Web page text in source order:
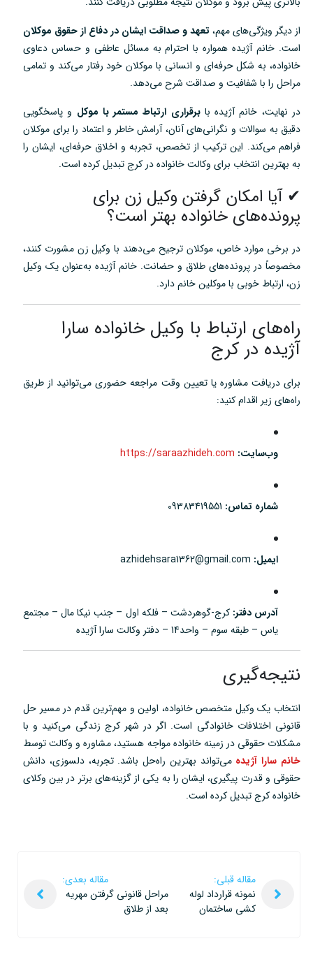
از دیگر ویژگی‌های مهم، تعهد و صداقت ایشان در دفاع از حقوق موکلان
است. خانم آژیده همواره با احترام به مسائل عاطفی و حساس دعاوی
خانواده، به شکل حرفه‌ای و انسانی با موکلان خود رفتار می‌کند و تمامی
مراحل را با شفافیت و صداقت شرح می‌دهد.
در نهایت، خانم آژیده بابرقراری ارتباط مستمر با موکل و پاسخگویی
دقیق به سوالات و نگرانی‌های آنان، آرامش خاطر و اعتماد را برای موکلان
فراهم می‌کند. این ترکیب از تخصص، تجربه و اخلاق حرفه‌ای، ایشان را
به بهترین انتخاب برای وکالت خانواده در کرج تبدیل کرده است.
✔ آیا امکان گرفتن وکیل زن برای
پرونده‌های خانواده بهتر است؟
در برخی موارد خاص، موکلان ترجیح می‌دهند با وکیل زن مشورت کنند،
مخصوصاً در پرونده‌های طلاق و حضانت. خانم آژیده به‌عنوان یک وکیل
زن، ارتباط خوبی با موکلین خانم دارد.
راه‌های ارتباط با وکیل خانواده سارا
آژیده در کرج
برای دریافت مشاوره یا تعیین وقت مراجعه حضوری می‌توانید از طریق
راه‌های زیر اقدام کنید:
وب‌سایت: https://saraazhideh.com
شماره تماس:
ایمیل:
آدرس دفتر: کرج-گوهردشت – فلکه اول – جنب نیکا مال – مجتمع
یاس – طبقه سوم – واحد14 – دفتر وکالت سارا آژیده
نتیجه‌گیری
انتخاب یک وکیل متخصص خانواده، اولین و مهم‌ترین قدم در مسیر حل
قانونی اختلافات خانوادگی است. اگر در شهر کرج زندگی می‌کنید و با
مشکلات حقوقی در زمینه خانواده مواجه هستید، مشاوره و وکالت توسط
خانم سارا آژیده می‌تواند بهترین راه‌حل باشد. تجربه، دلسوزی، دانش
حقوقی و قدرت پیگیری، ایشان را به یکی از گزینه‌های برتر در بین وکلای
خانواده کرج تبدیل کرده است.
مقاله قبلی:
نمونه قرارداد لوله
کشی ساختمان
مقاله بعدی:
مراحل قانونی گرفتن مهریه
بعد از طلاق